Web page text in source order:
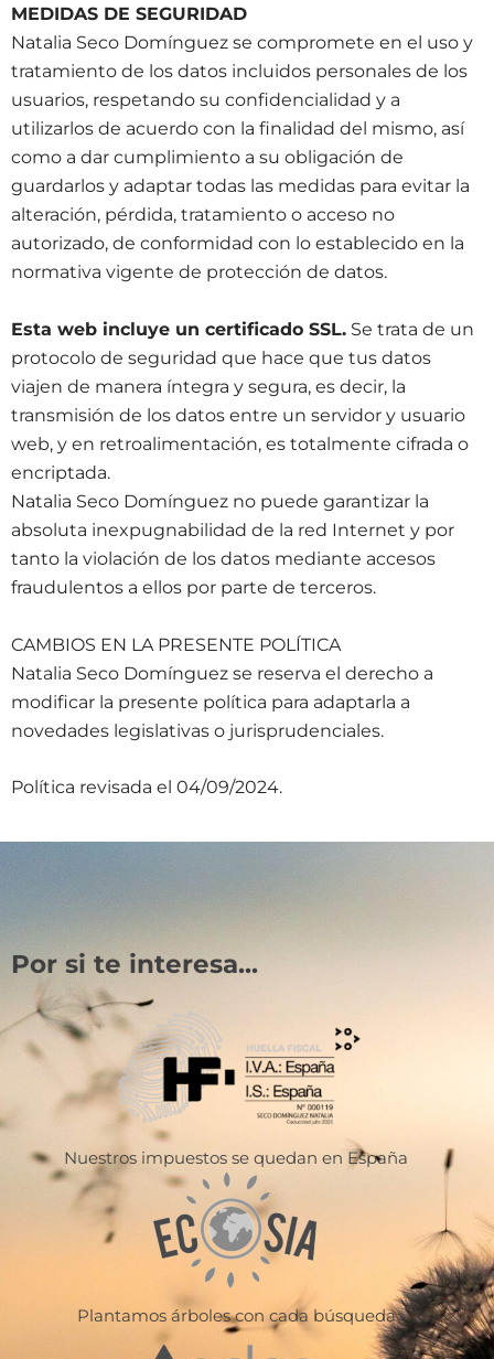
MEDIDAS DE SEGURIDAD
Natalia Seco Domínguez se compromete en el uso y
tratamiento de los datos incluidos personales de los
usuarios, respetando su confidencialidad y a
utilizarlos de acuerdo con la finalidad del mismo, así
como a dar cumplimiento a su obligación de
guardarlos y adaptar todas las medidas para evitar la
alteración, pérdida, tratamiento o acceso no
autorizado, de conformidad con lo establecido en la
normativa vigente de protección de datos.
Esta web incluye un certificado SSL. Se trata de un
protocolo de seguridad que hace que tus datos
viajen de manera íntegra y segura, es decir, la
transmisión de los datos entre un servidor y usuario
web, y en retroalimentación, es totalmente cifrada o
encriptada.
Natalia Seco Domínguez no puede garantizar la
absoluta inexpugnabilidad de la red Internet y por
tanto la violación de los datos mediante accesos
fraudulentos a ellos por parte de terceros.
CAMBIOS EN LA PRESENTE POLÍTICA
Natalia Seco Domínguez se reserva el derecho a
modificar la presente política para adaptarla a
novedades legislativas o jurisprudenciales.
Política revisada el 04/09/2024.
Por si te interesa...
Nuestros impuestos se quedan en España
Plantamos árboles con cada búsqueda